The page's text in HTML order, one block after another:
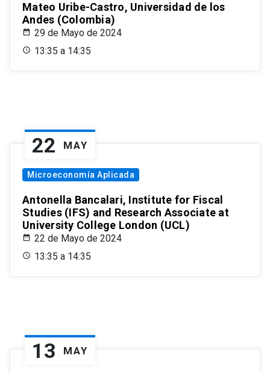
Mateo Uribe-Castro, Universidad de los
Andes (Colombia)
29 de Mayo de 2024
13:35 a 14:35
22 MAY
Microeconomía Aplicada
Antonella Bancalari, Institute for Fiscal
Studies (IFS) and Research Associate at
University College London (UCL)
22 de Mayo de 2024
13:35 a 14:35
13 MAY